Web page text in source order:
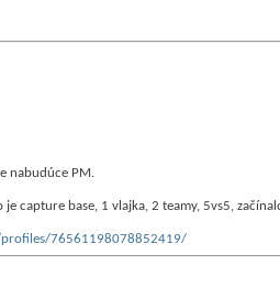
nabudúce PM.
je capture base, 1 vlajka, 2 teamy, 5vs5,
76561198078852419/